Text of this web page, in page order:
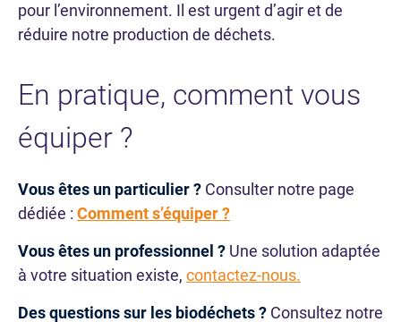
pour l’environnement. Il est urgent d’agir et de
réduire notre production de déchets.
En pratique, comment vous
équiper ?
Vous êtes un particulier ? Consulter notre page
dédiée : Comment s’équiper ?
Vous êtes un professionnel ? Une solution adaptée
à votre situation existe, contactez-nous.
Des questions sur les biodéchets ? Consultez notre